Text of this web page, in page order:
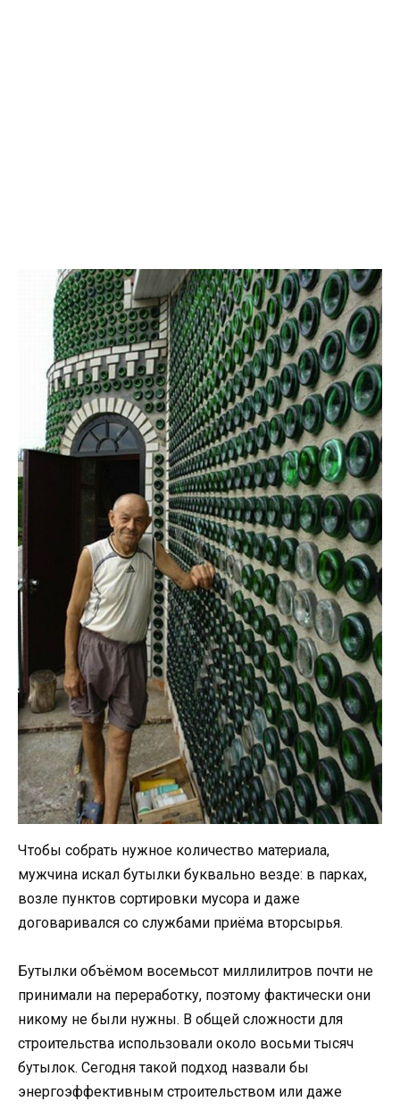
Чтобы собрать нужное количество материала,
мужчина искал бутылки буквально везде: в парках,
возле пунктов сортировки мусора и даже
договаривался со службами приёма вторсырья.
Бутылки объёмом восемьсот миллилитров почти не
принимали на переработку, поэтому фактически они
никому не были нужны. В общей сложности для
строительства использовали около восьми тысяч
бутылок. Сегодня такой подход назвали бы
энергоэффективным строительством или даже